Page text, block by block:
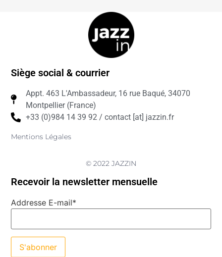
Siège social & courrier
Appt. 463 L'Ambassadeur, 16 rue Baqué, 34070
Montpellier (France)
+33 (0)984 14 39 92 / contact [at] jazzin.fr
Mentions Légales
© 2022 JAZZIN
Recevoir la newsletter mensuelle
Addresse E-mail*